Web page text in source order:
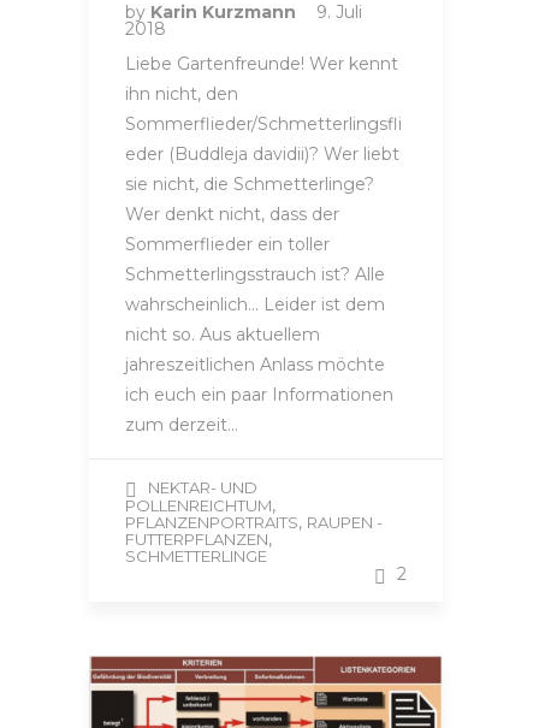
by Karin Kurzmann 9. Juli
2018
Liebe Gartenfreunde! Wer kennt
ihn nicht, den
Sommerflieder/Schmetterlingsfli
eder (Buddleja davidii)? Wer liebt
sie nicht, die Schmetterlinge?
Wer denkt nicht, dass der
Sommerflieder ein toller
Schmetterlingsstrauch ist? Alle
wahrscheinlich… Leider ist dem
nicht so. Aus aktuellem
jahreszeitlichen Anlass möchte
ich euch ein paar Informationen
zum derzeit…
NEKTAR- UND
POLLENREICHTUM,
PFLANZENPORTRAITS, RAUPEN -
FUTTERPFLANZEN,
SCHMETTERLINGE
2